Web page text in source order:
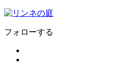
フォローする